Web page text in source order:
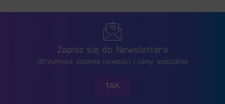
Zapisz się do Newslettera
Otrzymasz ostanie nowości i ceny specjalne